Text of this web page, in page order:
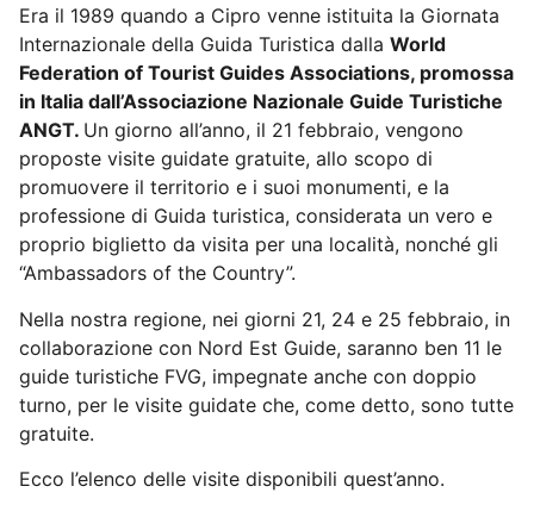
Era il 1989 quando a Cipro venne istituita la Giornata
Internazionale della Guida Turistica dalla World
Federation of Tourist Guides Associations, promossa
in Italia dall’Associazione Nazionale Guide Turistiche
ANGT. Un giorno all’anno, il 21 febbraio, vengono
proposte visite guidate gratuite, allo scopo di
promuovere il territorio e i suoi monumenti, e la
professione di Guida turistica, considerata un vero e
proprio biglietto da visita per una località, nonché gli
“Ambassadors of the Country”.
Nella nostra regione, nei giorni 21, 24 e 25 febbraio, in
collaborazione con Nord Est Guide, saranno ben 11 le
guide turistiche FVG, impegnate anche con doppio
turno, per le visite guidate che, come detto, sono tutte
gratuite.
Ecco l’elenco delle visite disponibili quest’anno.